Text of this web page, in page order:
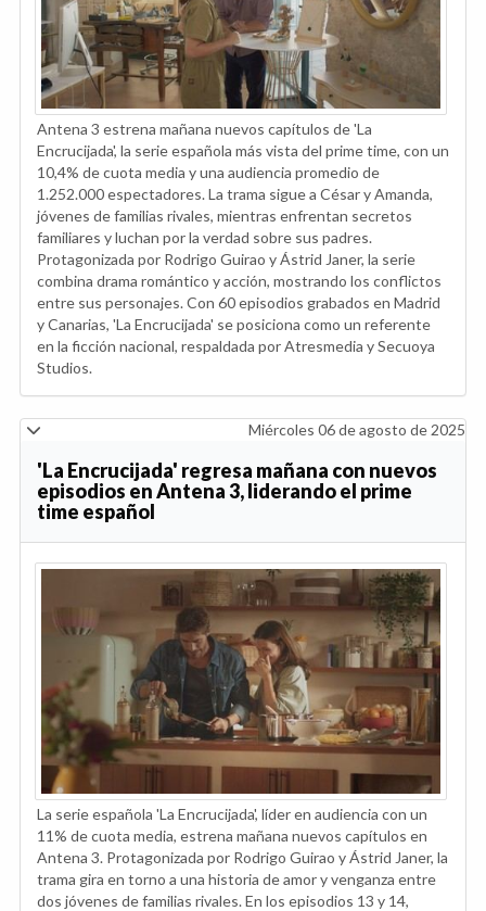
Antena 3 estrena mañana nuevos capítulos de 'La
Encrucijada', la serie española más vista del prime time, con un
10,4% de cuota media y una audiencia promedio de
1.252.000 espectadores. La trama sigue a César y Amanda,
jóvenes de familias rivales, mientras enfrentan secretos
familiares y luchan por la verdad sobre sus padres.
Protagonizada por Rodrigo Guirao y Ástrid Janer, la serie
combina drama romántico y acción, mostrando los conflictos
entre sus personajes. Con 60 episodios grabados en Madrid
y Canarias, 'La Encrucijada' se posiciona como un referente
en la ficción nacional, respaldada por Atresmedia y Secuoya
Studios.
Miércoles 06 de agosto de 2025
'La Encrucijada' regresa mañana con nuevos
episodios en Antena 3, liderando el prime
time español
La serie española 'La Encrucijada', líder en audiencia con un
11% de cuota media, estrena mañana nuevos capítulos en
Antena 3. Protagonizada por Rodrigo Guirao y Ástrid Janer, la
trama gira en torno a una historia de amor y venganza entre
dos jóvenes de familias rivales. En los episodios 13 y 14,